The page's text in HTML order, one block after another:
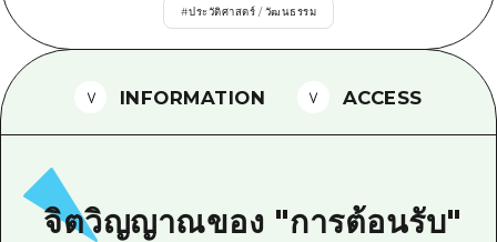
ธรรมชาติ
ฮิโรชิม่า ฟรี Wi-Fi
คำถามที่พบบ่อย
#ประวัติศาสตร์ / วัฒนธรรม
INFORMATION ACCESS
จิตวิญญาณของ "การต้อนรับ"